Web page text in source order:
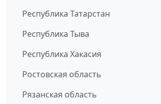
Республика Татарстан
Республика Тыва
Республика Хакасия
Ростовская область
Рязанская область